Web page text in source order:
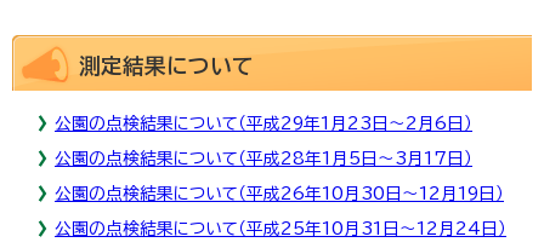
測定結果について
公園の点検結果について（平成29年1月23日～2月6日）
公園の点検結果について（平成28年1月5日～3月17日）
公園の点検結果について（平成26年10月30日～12月19日）
公園の点検結果について（平成25年10月31日～12月24日）